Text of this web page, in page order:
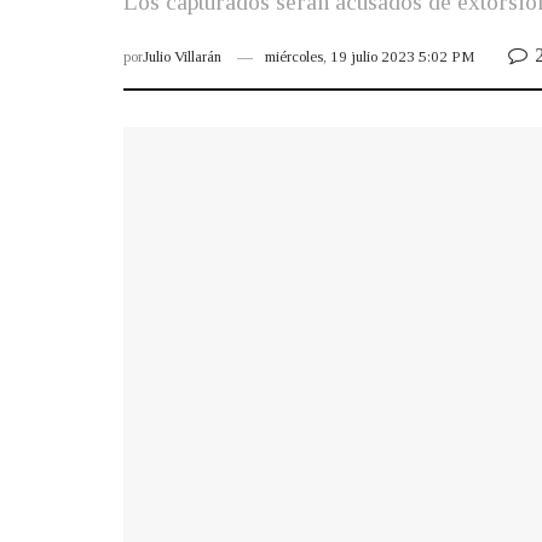
porJulio Villarán miércoles, 19 julio 2023 5:02 PM 2